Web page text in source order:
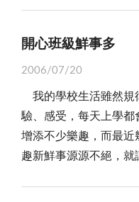
人。因此，挽回了許多生命。 這群辛
讓社會這部大機器能
英雄們說：「辛苦了！
的家人天天過著忙碌的
幫忙做家事，是一個好幫手。 當我
和媽媽會罵我，我知道
生病了，家人全心全意
心情不好時，家人會安
開心班級鮮事多
2006/07/20
我的學校生活雖然規
驗、感受，每天上學
增添不少樂趣，而最
趣新鮮事源源不絕，就讓我